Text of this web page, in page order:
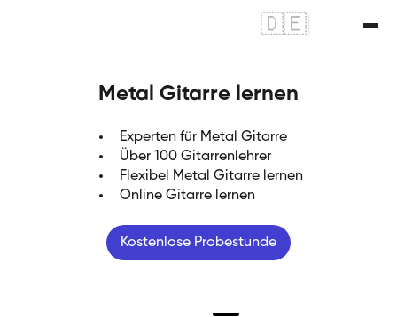
🇩🇪
Metal Gitarre lernen
Experten für Metal Gitarre
Über 100 Gitarrenlehrer
Flexibel Metal Gitarre lernen
Online Gitarre lernen
Kostenlose Probestunde